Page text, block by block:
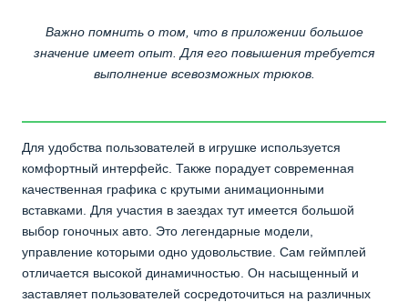
Важно помнить о том, что в приложении большое
значение имеет опыт. Для его повышения требуется
выполнение всевозможных трюков.
Для удобства пользователей в игрушке используется
комфортный интерфейс. Также порадует современная
качественная графика с крутыми анимационными
вставками. Для участия в заездах тут имеется большой
выбор гоночных авто. Это легендарные модели,
управление которыми одно удовольствие. Сам геймплей
отличается высокой динамичностью. Он насыщенный и
заставляет пользователей сосредоточиться на различных